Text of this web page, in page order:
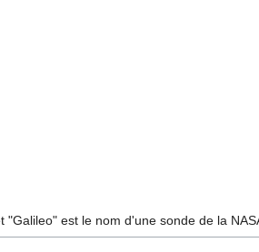
est le nom d'une sonde de la